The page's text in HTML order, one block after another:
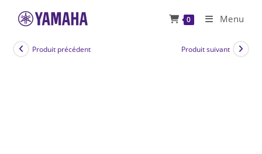
0 Menu
Produit précédent Produit suivant